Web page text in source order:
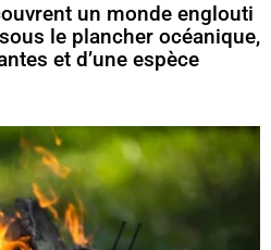
un monde englouti
le plancher océanique,
et d’une espèce